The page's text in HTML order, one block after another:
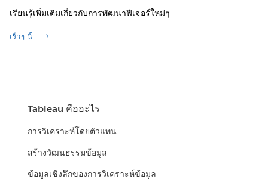
เรียนรู้เพิ่มเติมเกี่ยวกับการพัฒนาฟีเจอร์ใหม่ๆ
เร็วๆ นี้
Tableau คืออะไร
การวิเคราะห์โดยตัวแทน
สร้างวัฒนธรรมข้อมูล
ข้อมูลเชิงลึกของการวิเคราะห์ข้อมูล